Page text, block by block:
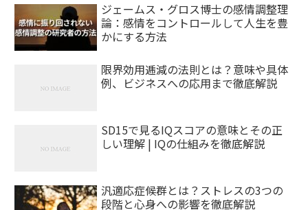
ジェームス・グロス博士の感情調整理
論：感情をコントロールして人生を豊
かにする方法
限界効用逓減の法則とは？意味や具体
例、ビジネスへの応用まで徹底解説
SD15で見るIQスコアの意味とその正
しい理解 | IQの仕組みを徹底解説
汎適応症候群とは？ストレスの3つの
段階と心身への影響を徹底解説